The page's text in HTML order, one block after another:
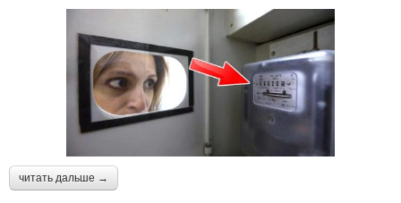
читать дальше →